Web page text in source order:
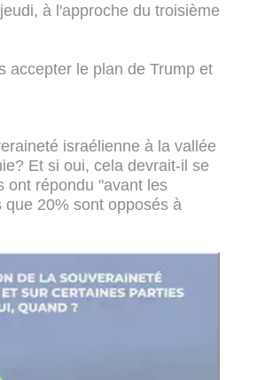
à l'approche du troisième
accepter le plan de Trump et
israélienne à la vallée
Et si oui, cela devrait-il se
ont répondu "avant les
20% sont opposés à